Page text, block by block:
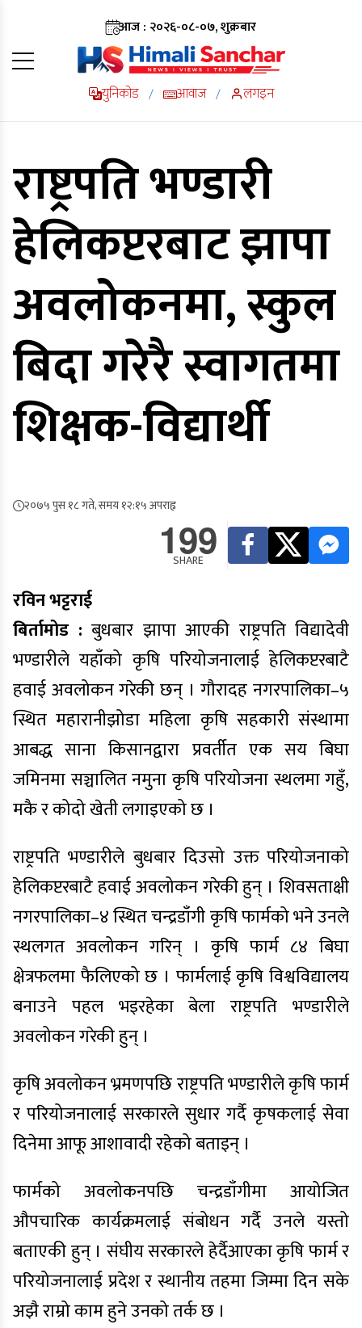
आज : २०२६-०८-०७, शुक्रबार
युनिकोड / आवाज / लगइन
राष्ट्रपति भण्डारी
हेलिकप्टरबाट झापा
अवलोकनमा, स्कुल
बिदा गरेरै स्वागतमा
शिक्षक-विद्यार्थी
२०७५ पुस १८ गते, समय १२:१५ अपराह्न
199
SHARE
रविन भट्टराई
बिर्तामोड : बुधबार झापा आएकी राष्ट्रपति विद्यादेवी
भण्डारीले यहाँको कृषि परियोजनालाई हेलिकप्टरबाटै
हवाई अवलोकन गरेकी छन् । गौरादह नगरपालिका–५
स्थित महारानीझोडा महिला कृषि सहकारी संस्थामा
आबद्ध साना किसानद्वारा प्रवर्तीत एक सय बिघा
जमिनमा सञ्चालित नमुना कृषि परियोजना स्थलमा गहुँ,
मकै र कोदो खेती लगाइएको छ ।
राष्ट्रपति भण्डारीले बुधबार दिउसो उक्त परियोजनाको
हेलिकप्टरबाटै हवाई अवलोकन गरेकी हुन् । शिवसताक्षी
नगरपालिका–४ स्थित चन्द्रडाँगी कृषि फार्मको भने उनले
स्थलगत अवलोकन गरिन् । कृषि फार्म ८४ बिघा
क्षेत्रफलमा फैलिएको छ । फार्मलाई कृषि विश्वविद्यालय
बनाउने पहल भइरहेका बेला राष्ट्रपति भण्डारीले
अवलोकन गरेकी हुन् ।
कृषि अवलोकन भ्रमणपछि राष्ट्रपति भण्डारीले कृषि फार्म
र परियोजनालाई सरकारले सुधार गर्दै कृषकलाई सेवा
दिनेमा आफू आशावादी रहेको बताइन् ।
फार्मको अवलोकनपछि चन्द्रडाँगीमा आयोजित
औपचारिक कार्यक्रमलाई संबोधन गर्दै उनले यस्तो
बताएकी हुन् । संघीय सरकारले हेर्दैआएका कृषि फार्म र
परियोजनालाई प्रदेश र स्थानीय तहमा जिम्मा दिन सके
अझै राम्रो काम हुने उनको तर्क छ ।